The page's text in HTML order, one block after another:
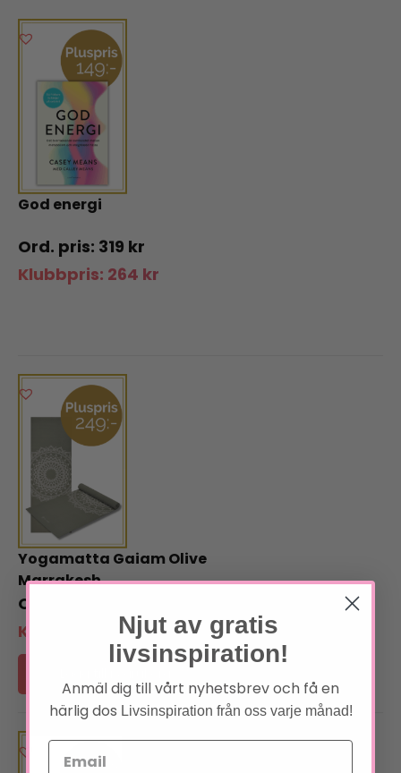
God energi
319 kr
Klubbpris: 264 kr
Yogamatta Gaiam Olive
Marrakesh
Klubbpris:
449kr
Njut av gratis
livsinspiration!
Anmäl dig till vårt nyhetsbrev och få en
härlig dos Livsinspiration från oss varje månad!